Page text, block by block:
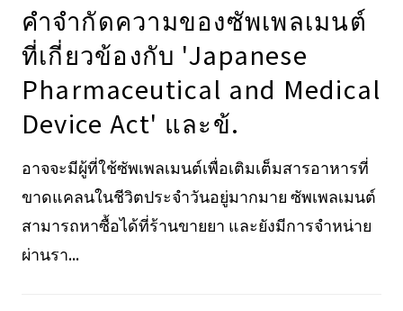
คำจำกัดความของซัพเพลเมนต์
ที่เกี่ยวข้องกับ 'Japanese
Pharmaceutical and Medical
Device Act' และข้.
อาจจะมีผู้ที่ใช้ซัพเพลเมนต์เพื่อเติมเต็มสารอาหารที่
ขาดแคลนในชีวิตประจำวันอยู่มากมาย ซัพเพลเมนต์
สามารถหาซื้อได้ที่ร้านขายยา และยังมีการจำหน่าย
ผ่านรา...